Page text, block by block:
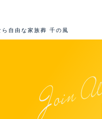
自由な家族葬 千の風